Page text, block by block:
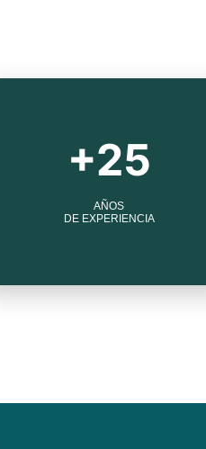
+25
AÑOS
DE EXPERIENCIA